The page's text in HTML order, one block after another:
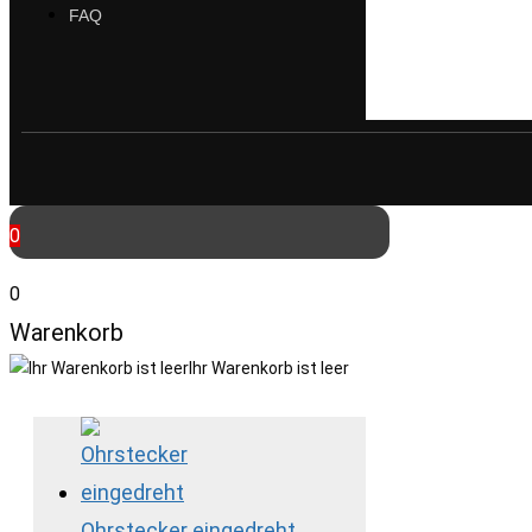
FAQ
0
0
Warenkorb
Ihr Warenkorb ist leer